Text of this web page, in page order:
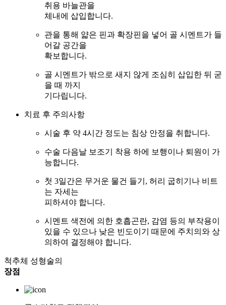
취용 바늘관을
체내에 삽입합니다.
관을 통해 얇은 핀과 확장핀을 넣어 골 시멘트가 들
어갈 공간을
확보합니다.
골 시멘트가 밖으로 새지 않게 조심히 삽입한 뒤 굳
을 때 까지
기다립니다.
치료 후 주의사항
시술 후 약 4시간 정도는 침상 안정을 취합니다.
수술 다음날 보조기 착용 하에 보행이나 퇴원이 가
능합니다.
첫 3일간은 무거운 물건 들기, 허리 굽히기나 비트
는 자세는
피하셔야 합니다.
시멘트 색전에 의한 호흡곤란, 감염 등의 부작용이
있을 수 있으나 낮은 빈도이기 때문에 주치의와 상
의하여 결정해야 합니다.
척추체 성형술의
장점